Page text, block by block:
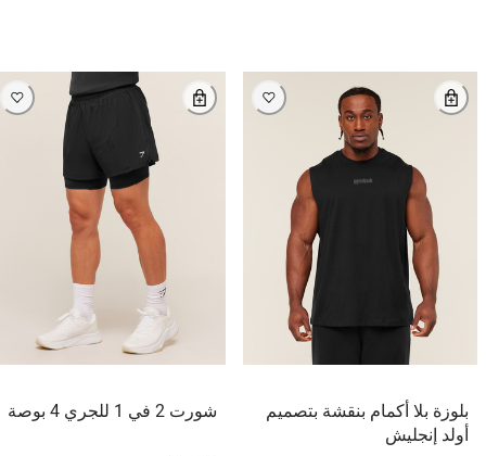
بلوزة بلا أكمام بنقشة بتصميم
أولد إنجليش
شورت 2 في 1 للجري 4 بوصة